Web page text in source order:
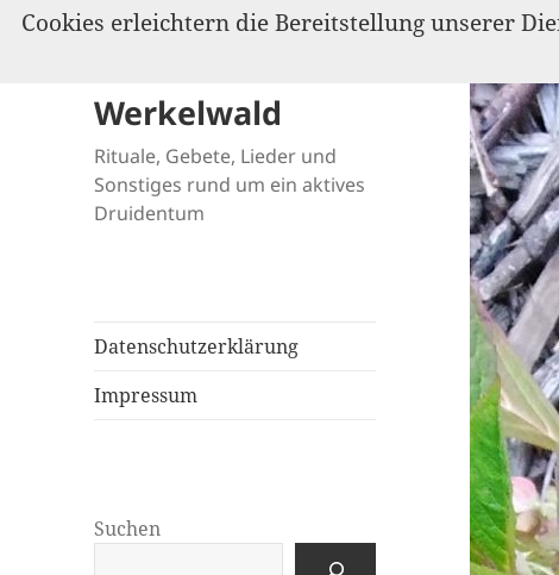
Werkelwald
Rituale, Gebete, Lieder und
Sonstiges rund um ein aktives
Druidentum
Datenschutzerklärung
Impressum
Suchen
Cookies erleichtern die Bereitstellung unserer